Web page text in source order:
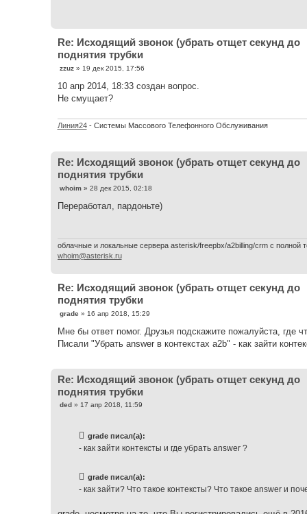
е
Re: Исходящий звонок (убрать отщет секунд до
поднятия трубки
С
о
щ
и
zzuz» 19 дек 2015, 17:56
10 апр 2014, 18:33 создан вопрос.
Не смущает?
Линия24- Системы Массового Телефонного Обслуживания
Re: Исходящий звонок (убрать отщет секунд до
поднятия трубки
С
о
и
е
whoim» 28 дек 2015, 02:18
Переработал, пардоньте)
облачные и локальные сервера asterisk/freepbx/a2billing/crm с полной
whoim@asterisk.ru
Re: Исходящий звонок (убрать отщет секунд до
поднятия трубки
С
о
щ
и
е
grade» 16 апр 2018, 15:29
Мне бы ответ помог. Друзья подскажите пожалуйста, где
Писали "Убрать answer в контекстах a2b" - как зайти
Re: Исходящий звонок (убрать отщет секунд до
поднятия трубки
Сded » 17 апр 2018, 11:59
grade писал(а):
- как зайти контексты и где убрать answer ?
grade писал(а):
- как зайти? Что такое контексты? Что такое answer и